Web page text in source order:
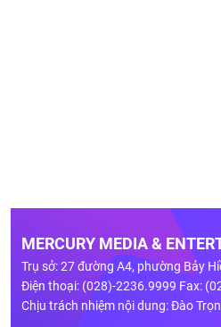
MERCURY MEDIA &
Trụ sở: 27 đường A4, phường Bảy
Điện thoại: (028)-2236.9999 Fax:
Chịu trách nhiệm nội dung: Đào